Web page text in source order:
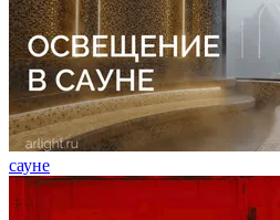
сауне